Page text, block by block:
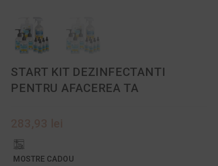
START KIT DEZINFECTANTI
PENTRU AFACEREA TA
MOSTRE CADOU